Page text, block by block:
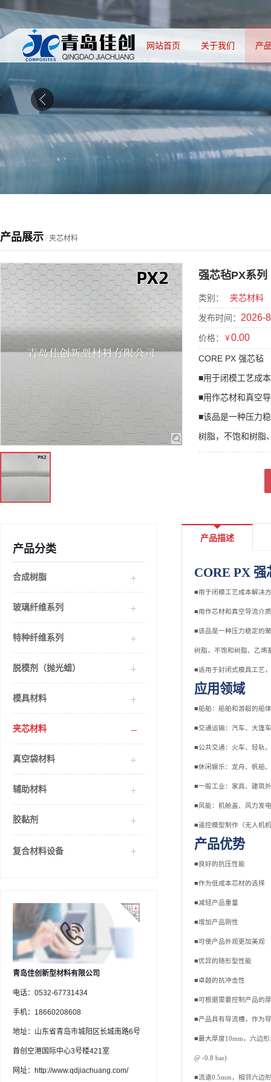
网站首页 关于我们 产
产品展示 / 夹芯材料
强芯毡PX系
类别： 夹芯材料
发布时间： 2026-
价格： ￥0.00
CORE PX 强芯毡
■用于闭模工艺成
■用作芯材和真空
■该品是一种压力
树脂，不饱和树脂
产品分类
合成树脂
玻璃纤维系列
特种纤维系列
脱模剂（抛光蜡）
模具材料
夹芯材料
真空袋材料
辅助材料
胶黏剂
复合材料设备
青岛佳创新型材料有限公司
电话：0532-67731434
手机：18660208608
地址：山东省青岛市城阳区长城南路6号
首创空港国际中心3号楼421室
网址：http://www.qdjiachuang.com/
产品描述
CORE PX 强
■用于闭模工艺成本解决
■用作芯材和真空导流介质
■该品是一种压力稳定的
树脂，不饱和树脂、乙烯
■适用于封闭式模具工艺
应用领域
■船舶：船舶和游艇的船
■交通运输：汽车、大篷
■公共交通：火车、轻轨
■休闲娱乐：龙舟、帆船
■一般工业：家具、建筑
■风能：机舱盖、风力发
■遥控模型制作（无人机
产品优势
■良好的抗压性能
■作为低成本芯材的选择
■减轻产品重量
■增加产品刚性
■可使产品外观更加美观
■优异的随形型性能
■卓越的抗冲击性
■可根据需要控制产品的
■产品具有导流槽，作为
■最大厚度10mm，六边
@ -0.8 bar)
■流道0.5mm，相邻六边